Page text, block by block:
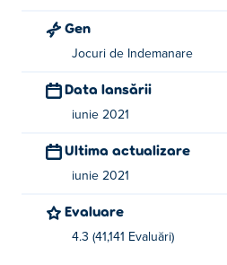
Gen
Jocuri de Indemanare
Data lansării
iunie 2021
Ultima actualizare
iunie 2021
Evaluare
4.3 (41,141 Evaluări)